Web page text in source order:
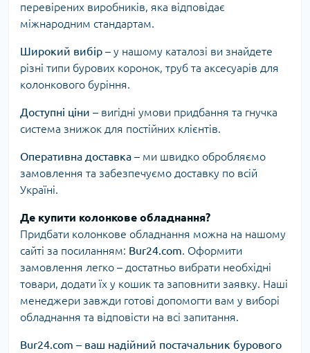
перевірених виробників, яка відповідає
міжнародним стандартам.
Широкий вибір – у нашому каталозі ви знайдете
різні типи бурових коронок, труб та аксесуарів для
колонкового буріння.
Доступні ціни – вигідні умови придбання та гнучка
система знижок для постійних клієнтів.
Оперативна доставка – ми швидко обробляємо
замовлення та забезпечуємо доставку по всій
Україні.
Де купити колонкове обладнання?
Придбати колонкове обладнання можна на нашому
сайті за посиланням: Bur24.com. Оформити
замовлення легко – достатньо вибрати необхідні
товари, додати їх у кошик та заповнити заявку. Наші
менеджери завжди готові допомогти вам у виборі
обладнання та відповісти на всі запитання.
Bur24.com – ваш надійний постачальник бурового